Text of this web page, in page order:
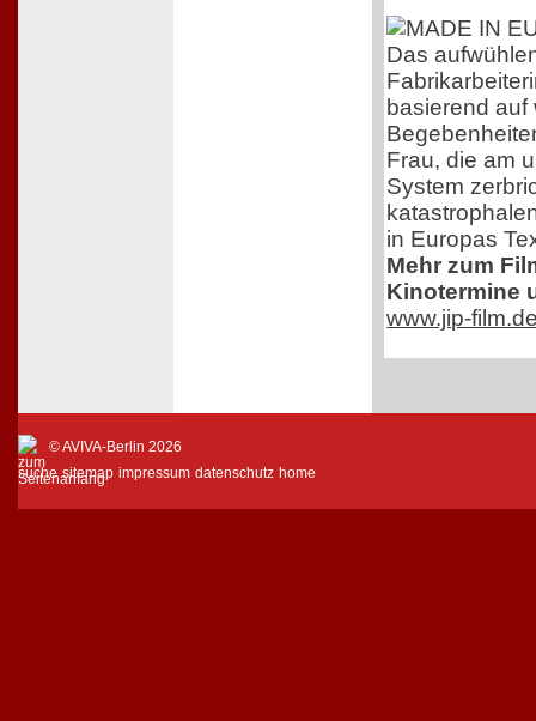
Das
basierend auf
Frau, die am
System
in Europas
Mehr zum
Kinotermine
www.jip-
© AVIVA-Berlin 2026
suche sitemap impressum datenschutz home